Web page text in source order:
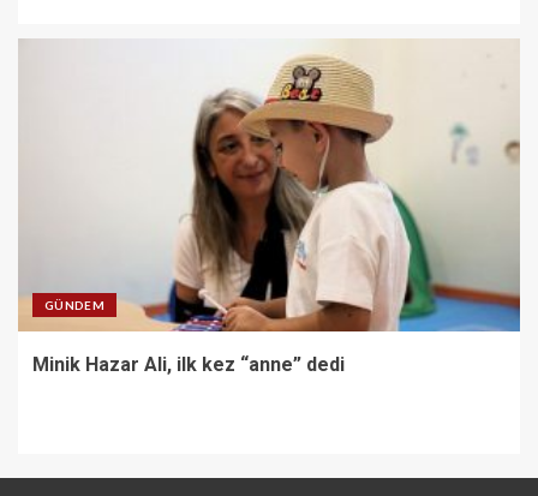
GÜNDEM
Minik Hazar Ali, ilk kez “anne” dedi